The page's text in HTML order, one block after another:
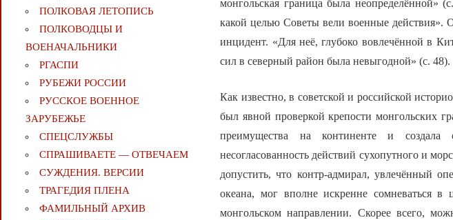
монгольская граница была неопределённой»
какой целью Советы вели военные действия».
инцидент. «Для неё, глубоко вовлечённой в
сил в северный район была невыгодной» (с. 48).
Как известно, в советской и российской
был явной проверкой крепости монгольских
преимущества на континенте и
несогласованность действий сухопутного и
допустить, что контр-адмирал, увлечённый
океана, мог вполне искренне сомневаться в
монгольском направлении. Скорее всего,
ПОЛКОВАЯ ЛЕТОПИСЬ
ПОЛКОВОДЦЫ И
ВОЕНАЧАЛЬНИКИ
РГАСПИ
РУБЕЖИ РОССИИ
РУССКОЕ ВОЕННОЕ
ЗАРУБЕЖЬЕ
СПЕЦСЛУЖБЫ
СПРАШИВАЕТЕ — ОТВЕЧАЕМ
СУЖДЕНИЯ. ВЕРСИИ
ТРАГЕДИЯ ПЛЕНА
ФАМИЛЬНЫЙ АРХИВ